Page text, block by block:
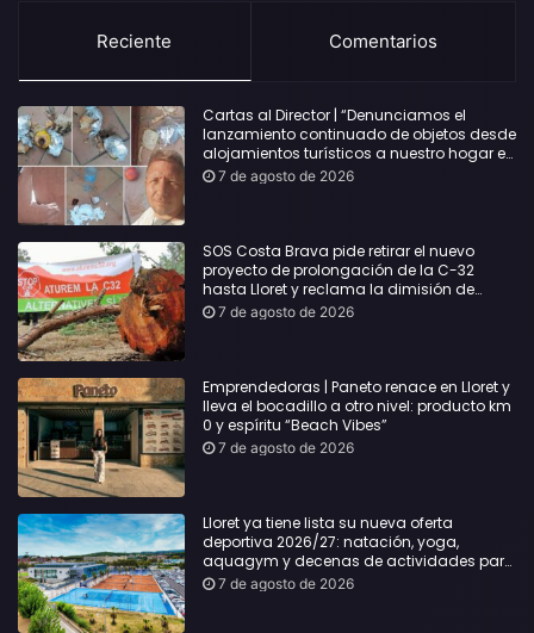
Reciente Comentarios
Cartas al Director | “Denunciamos el
lanzamiento continuado de objetos desde
alojamientos turísticos a nuestro hogar en
Lloret: Podría haber causado una
7 de agosto de 2026
SOS Costa Brava pide retirar el nuevo
proyecto de prolongación de la C-32
hasta Lloret y reclama la dimisión de
Sílvia Paneque
7 de agosto de 2026
Emprendedoras | Paneto renace en Lloret y
lleva el bocadillo a otro nivel: producto km
0 y espíritu “Beach Vibes”
7 de agosto de 2026
Lloret ya tiene lista su nueva oferta
deportiva 2026/27: natación, yoga,
aquagym y decenas de actividades para
todas las edades
7 de agosto de 2026